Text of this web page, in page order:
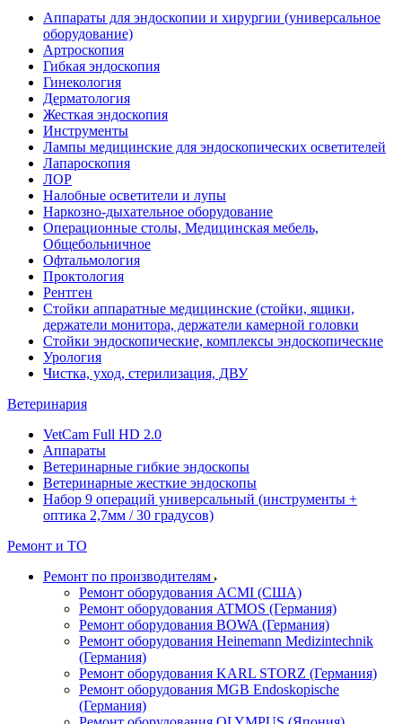
Аппараты для эндоскопии и хирургии (универсальное
оборудование)
Артроскопия
Гибкая эндоскопия
Гинекология
Дерматология
Жесткая эндоскопия
Инструменты
Лампы медицинские для эндоскопических осветителей
Лапароскопия
ЛОР
Налобные осветители и лупы
Наркозно-дыхательное оборудование
Операционные столы, Медицинская мебель,
Общебольничное
Офтальмология
Проктология
Рентген
Стойки аппаратные медицинские (стойки, ящики,
держатели монитора, держатели камерной головки
Стойки эндоскопические, комплексы эндоскопические
Урология
Чистка, уход, стерилизация, ДВУ
Ветеринария
VetCam Full HD 2.0
Аппараты
Ветеринарные гибкие эндоскопы
Ветеринарные жесткие эндоскопы
Набор 9 операций универсальный (инструменты +
оптика 2,7мм / 30 градусов)
Ремонт и ТО
Ремонт по производителям
Ремонт оборудования ACMI (США)
Ремонт оборудования ATMOS (Германия)
Ремонт оборудования BOWA (Германия)
Ремонт оборудования Heinemann Medizintechnik
(Германия)
Ремонт оборудования KARL STORZ (Германия)
Ремонт оборудования MGB Endoskopische
(Германия)